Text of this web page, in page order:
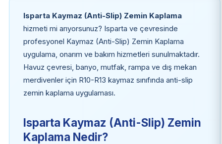
Isparta Kaymaz (Anti-Slip) Zemin Kaplama
hizmeti mi arıyorsunuz? Isparta ve çevresinde
profesyonel Kaymaz (Anti-Slip) Zemin Kaplama
uygulama, onarım ve bakım hizmetleri sunulmaktadır.
Havuz çevresi, banyo, mutfak, rampa ve dış mekan
merdivenler için R10-R13 kaymaz sınıfında anti-slip
zemin kaplama uygulaması.
Isparta Kaymaz (Anti-Slip) Zemin
Kaplama Nedir?